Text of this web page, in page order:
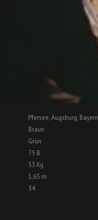
Pfersee, Augsburg, Bayern
Braun
Grün
75 B
53 Kg
1,65 m
34